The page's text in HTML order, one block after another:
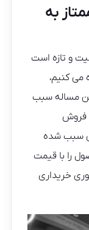
به
و تازه است
می کنیم،
مساله سبب
فروش
سبب شده
را با قیمت
خریداری